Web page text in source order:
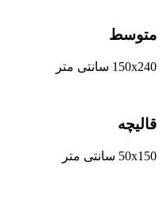
متوسط
150x240 سانتی متر
قالیچه
50x150 سانتی متر